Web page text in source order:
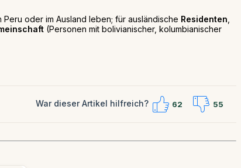
oder im Ausland leben; für ausländische Residenten
(Personen mit bolivianischer, kolumbianischer
War dieser Artikel hilfreich? 62 55